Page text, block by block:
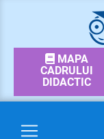
MAPA
CADRULUI
DIDACTIC